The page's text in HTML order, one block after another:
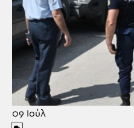
09 Ιούλ